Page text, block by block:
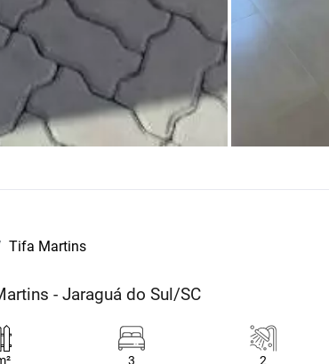
Tifa Martins
- Jaraguá do Sul/SC
3
2